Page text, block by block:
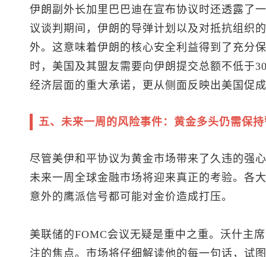
伊朗副外长加里巴巴迪在宣布协议时还透露了
议谈判期间，伊朗的导弹计划以及对抵抗组织
外。这意味着伊朗的核心安全利益得到了充分
时，美国及其盟友需要向伊朗提交总额不低于
经济层面的重大承诺，更从侧面反映出美国促
五、未来一周的风险事件：黄金多头仍需保
尽管美伊和平协议为黄金市场带来了久违的强
未来一周全球金融市场将迎来真正的考验。各
意外的鹰派信号都可能对金价造成打压。
美联储的FOMC会议无疑是重中之重。沃什主
注的焦点。市场将仔细解读他的每一句话，试